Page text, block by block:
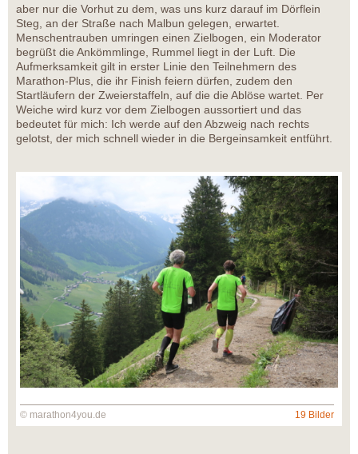
aber nur die Vorhut zu dem, was uns kurz darauf im Dörflein
Steg, an der Straße nach Malbun gelegen, erwartet.
Menschentrauben umringen einen Zielbogen, ein Moderator
begrüßt die Ankömmlinge, Rummel liegt in der Luft. Die
Aufmerksamkeit gilt in erster Linie den Teilnehmern des
Marathon-Plus, die ihr Finish feiern dürfen, zudem den
Startläufern der Zweierstaffeln, auf die die Ablöse wartet. Per
Weiche wird kurz vor dem Zielbogen aussortiert und das
bedeutet für mich: Ich werde auf den Abzweig nach rechts
gelotst, der mich schnell wieder in die Bergeinsamkeit entführt.
© marathon4you.de 19 Bilder